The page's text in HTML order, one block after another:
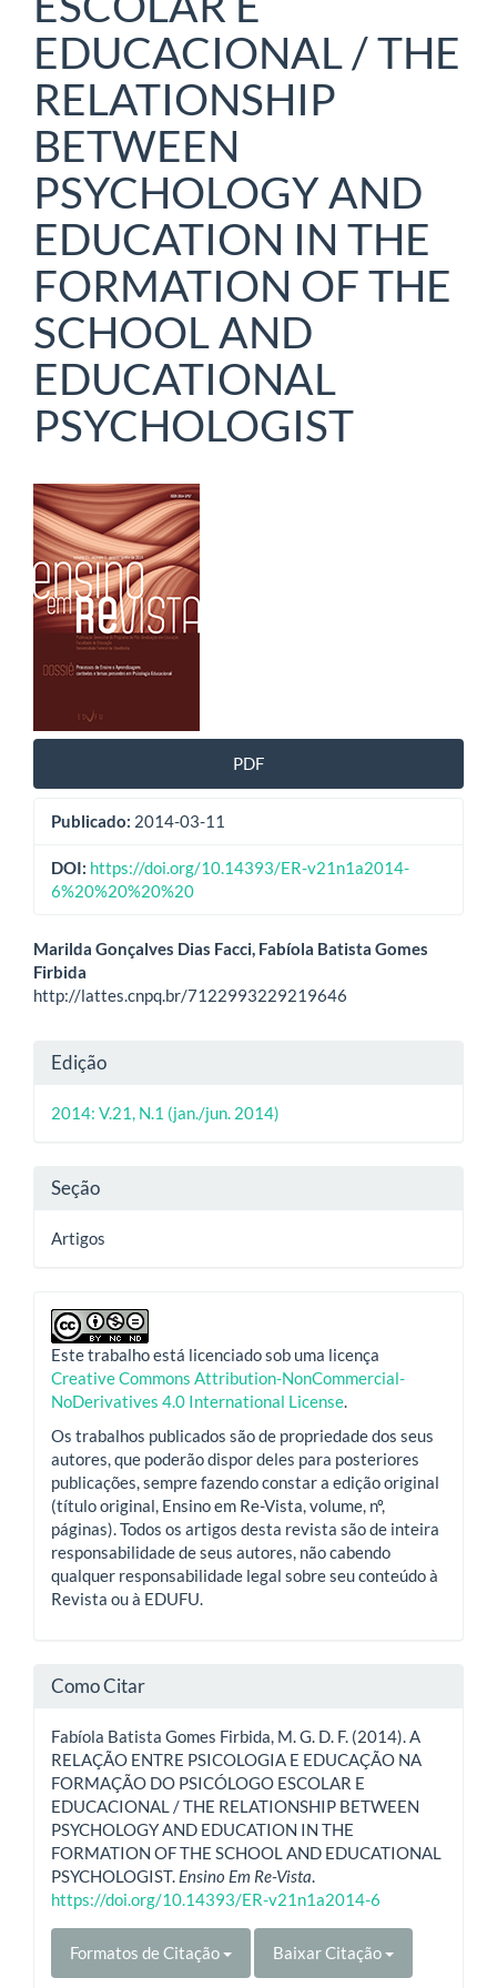
EDUCACIONAL / THE
RELATIONSHIP
BETWEEN
PSYCHOLOGY AND
EDUCATION IN THE
FORMATION OF THE
SCHOOL AND
EDUCATIONAL
PSYCHOLOGIST
Barra
lateral
de
artigos
PDF
Publicado: 2014-03-11
DOI: https://doi.org/10.14393/ER-v21n1a2014-
6%20%20%20%20
Conteúdo
do
principal
Marilda Gonçalves Dias Facci, Fabíola Batista Gomes
Firbida
http://lattes.cnpq.br/7122993229219646
Detalhes
do
Edição
2014: V.21, N.1 (jan./jun. 2014)
Seção
Artigos
Este trabalho está licenciado sob uma licença
Creative Commons Attribution-NonCommercial-
NoDerivatives 4.0 International License
Os trabalhos publicados são de propriedade dos seus
autores, que poderão dispor deles para posteriores
publicações, sempre fazendo constar a edição original
(título original, Ensino em Re-Vista, volume, nº,
páginas). Todos os artigos desta revista são de inteira
responsabilidade de seus autores, não cabendo
qualquer responsabilidade legal sobre seu conteúdo à
Revista ou à EDUFU.
Como Citar
Fabíola Batista Gomes Firbida, M. G. D. F. (2014). A
RELAÇÃO ENTRE PSICOLOGIA E EDUCAÇÃO NA
FORMAÇÃO DO PSICÓLOGO ESCOLAR E
EDUCACIONAL / THE RELATIONSHIP BETWEEN
PSYCHOLOGY AND EDUCATION IN THE
FORMATION OF THE SCHOOL AND EDUCATIONAL
PSYCHOLOGIST. Ensino Em Re-Vista
https://doi.org/10.14393/ER-v21n1a2014-6
Formatos de Citação Baixar Citação